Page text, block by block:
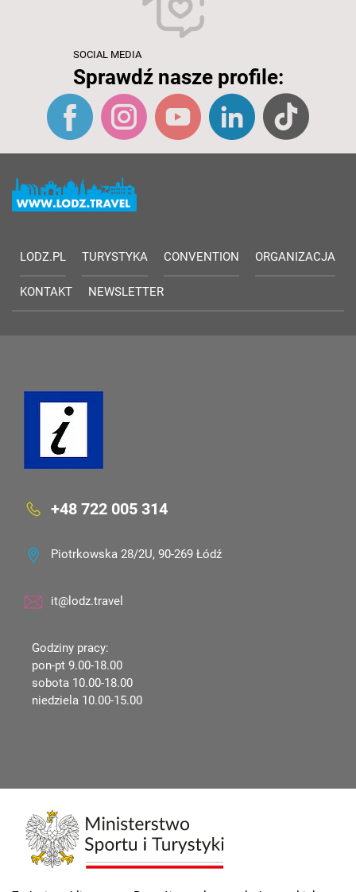
SOCIAL MEDIA
Sprawdź nasze profile:
LODZ.PL TURYSTYKA CONVENTION ORGANIZACJA
KONTAKT NEWSLETTER
+48 722 005 314
Piotrkowska 28/2U, 90-269 Łódź
it@lodz.travel
Godziny pracy:
pon-pt 9.00-18.00
sobota 10.00-18.00
niedziela 10.00-15.00